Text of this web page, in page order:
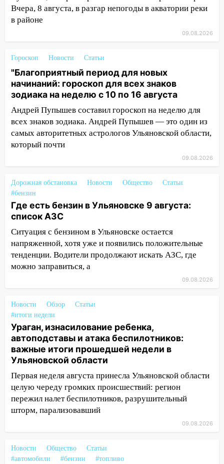
Ульяновске
11:00
10:13
Прокуратура подвела итоги
недели в Ульяновской области
09:18 Из-за ливня заблокировано
движение трамваев в Ульяновске
09:15 Ураган, изнасилование ребенка,
автоподставы и атака беспилотников:
важные итоги прошедшей недели в
Ульяновской области
трамвайную и троллейбусную
инфраструктуру после шторма
08:19 Внимание! В Цильнинском районе
пропал 67-летний мужчина
08:11 На Ульяновск снова надвигается
непогода
07:30
Евро-3 вместо Евро-5: что
означают классы бензина и можно ли
современные автомобили
06:30 Какая погода будет в Ульяновской
области днем 9 августа
05:05 День, когда всё может
измениться: гороскоп на 9 августа —
три знака получат шанс, который нельзя
упустить
08.08.2026
20:10 Во время урагана в Ульяновске на
заблокировало в машине двух женщин
Вчера, 8 августа, в разгар непогоды в акватории реки
в районе
09.08.2026
Гороскоп Новости Статьи
"Благоприятный период для новых
начинаний: гороскоп для всех знаков
зодиака на неделю с 10 по 16 августа
Андрей Пупышев составил гороскоп на неделю для
всех знаков зодиака. Андрей Пупышев — это один из
самых авторитетных астрологов Ульяновской области,
который почти
09.08.2026
Дорожная обстановка Новости Общество
Статьи
#бензин
Где есть бензин в Ульяновске 9 августа:
список АЗС
Ситуация с бензином в Ульяновске остается
напряженной, хотя уже и появились положительные
тенденции. Водители продолжают искать АЗС, где
можно заправиться, а
09.08.2026
Новости Обзор
Статьи
#итоги недели
Ураган, изнасилование ребенка,
автоподставы и атака беспилотников:
важные итоги прошедшей недели в
Ульяновской области
Первая неделя августа принесла Ульяновской области
целую череду громких происшествий: регион
пережил налет беспилотников, разрушительный
шторм, парализовавший
09.08.2026
Новости Общество
Статьи
#автомобили
#бензин #топливо